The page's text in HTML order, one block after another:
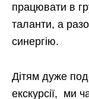
працювати в
таланти, а
синергію.
Дітям дуже
екскурсії, ми